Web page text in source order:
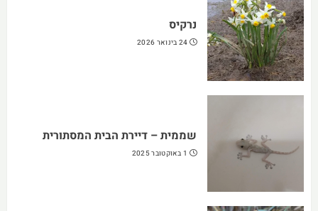
נרקיס
24 בינואר 2026
שממית – דיירת הבית המסתורית
1 באוקטובר 2025